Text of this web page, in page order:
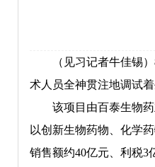
（见习记者牛佳锡）8
术人员全神贯注地调试
该项目由百泰生物药
以创新生物药物、化学
销售额约40亿元、利税3